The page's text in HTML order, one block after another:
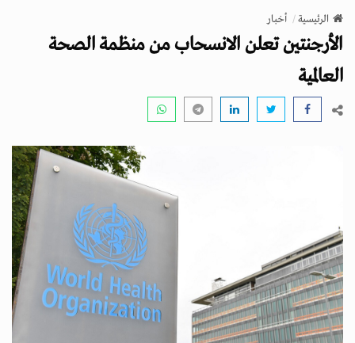
v
g
a
الرئيسية أخبار
الأرجنتين تعلن الانسحاب من منظمة الصحة
العالمية